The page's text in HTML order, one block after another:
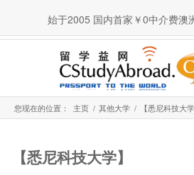
始于2005 国内首家￥0中介费澳
您现在的位置： 主页 / 其他大学 / 【悉尼科技大学
【悉尼科技大学】